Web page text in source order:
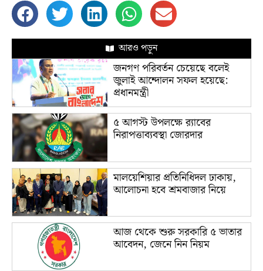
আরও পড়ুন
জনগণ পরিবর্তন চেয়েছে বলেই
জুলাই আন্দোলন সফল হয়েছে:
প্রধানমন্ত্রী
৫ আগস্ট উপলক্ষে র‌্যাবের
নিরাপত্তাব্যবস্থা জোরদার
মালয়েশিয়ার প্রতিনিধিদল ঢাকায়,
আলোচনা হবে শ্রমবাজার নিয়ে
আজ থেকে শুরু সরকারি ৫ ভাতার
আবেদন, জেনে নিন নিয়ম